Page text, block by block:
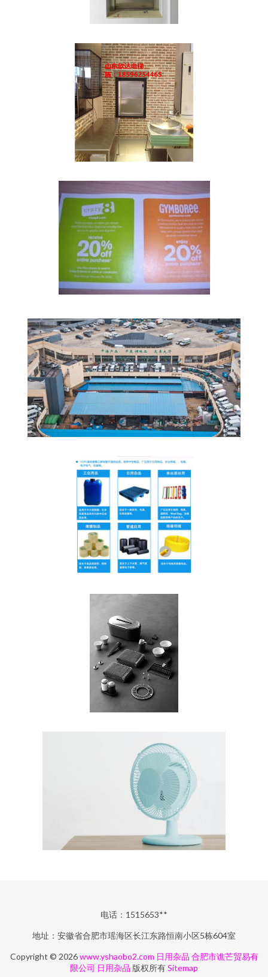
电话：1515653**
地址：安徽省合肥市瑶海区长江东路恒南小区5栋604室
Copyright © 2026www.yshaobo2.com 日用杂品 合肥市谯芒贸易有
限公司 日用杂品 版权所有Sitemap